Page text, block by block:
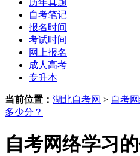
历年真题
自考笔记
报名时间
考试时间
网上报名
成人高考
专升本
当前位置： 湖北自考网 > 自考
多少分？
自考网络学习